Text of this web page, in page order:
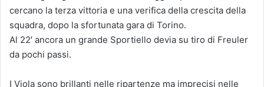
cercano la terza vittoria e una verifica della crescita della
squadra, dopo la sfortunata gara di Torino.
Al 22′ ancora un grande Sportiello devia su tiro di Freuler
da pochi passi.
I Viola sono brillanti nelle ripartenze ma imprecisi nelle